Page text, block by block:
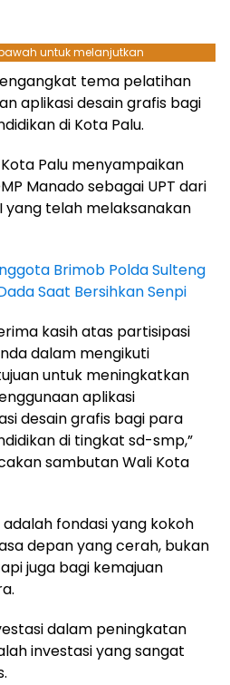
untuk melanjutkan
tema pelatihan
aplikasi desain grafis bagi
di Kota Palu.
Palu menyampaikan
Manado sebagai UPT dari
yang telah melaksanakan
Brimob Polda Sulteng
Saat Bersihkan Senpi
kasih atas partisipasi
dalam mengikuti
untuk meningkatkan
aplikasi
desain grafis bagi para
di tingkat sd-smp,”
sambutan Wali Kota
fondasi yang kokoh
depan yang cerah, bukan
juga bagi kemajuan
dalam peningkatan
investasi yang sangat